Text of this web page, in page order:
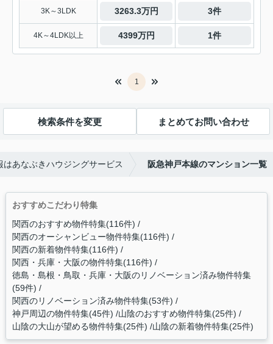
3K～3LDK 3263.3万円 3件
4K～4LDK以上 4399万円 1件
1
検索条件を変更 まとめてお問い合わせ
あなぶきハウジングサービス 阪急神戸本線のマンション一覧
おすすめこだわり特集
関西のおすすめ物件特集(116件)
関西のオーシャンビュー物件特集(116件)
関西の新着物件特集(116件)
関西・兵庫・大阪の物件特集(116件)
徳島・島根・鳥取・兵庫・大阪のリノベーション済み物件特集
(59件)
関西のリノベーション済み物件特集(53件)
神戸周辺の物件特集(45件) 山陰のおすすめ物件特集(25件)
山陰の大山が望める物件特集(25件) 山陰の新着物件特集(25件)